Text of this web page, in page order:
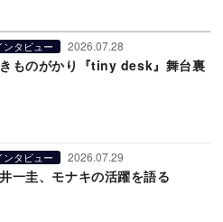
ンタビュー 2026.07.28
ものがかり『tiny desk』舞台裏
ンタビュー 2026.07.29
一圭、モナキの活躍を語る